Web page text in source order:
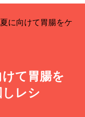
に向けて胃腸をケ
けて胃腸を
レシ